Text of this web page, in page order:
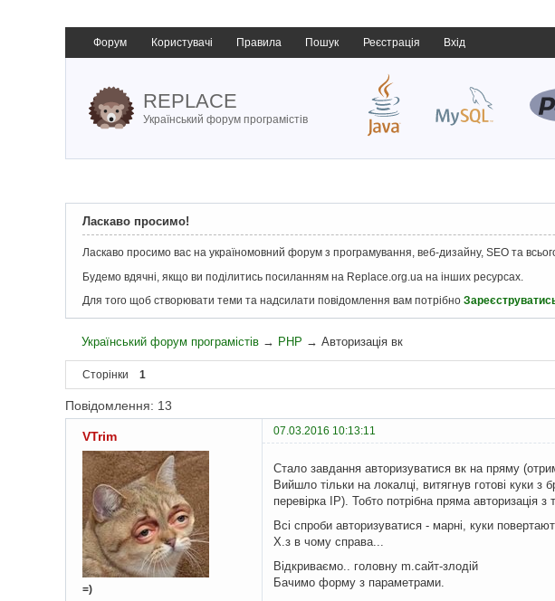
Форум Користувачі Правила Пошук Реєстрація Вхід
REPLACE
Український форум програмістів
Ласкаво просимо!
Ласкаво просимо вас на україномовний форум з програмування, веб-дизайну, SEO та
Будемо вдячні, якщо ви поділитись посиланням на Replace.org.ua на інших ресурсах.
Для того щоб створювати теми та надсилати повідомлення вам потрібно
Український форум програмістів → PHP →Авторизація вк
Сторінки 1
Повідомлення: 13
VTrim 07.03.2016 10:13:11
=)
Стало завдання авторизуватися вк на пряму
Вийшло тільки на локалці, витягнув готові куки
перевірка IP). Тобто потрібна пряма авторизація з
Всі спроби авторизуватися - марні, куки
Х.з в чому справа...
Відкриваємо.. головну m.сайт-злодій
Бачимо форму з параметрами.